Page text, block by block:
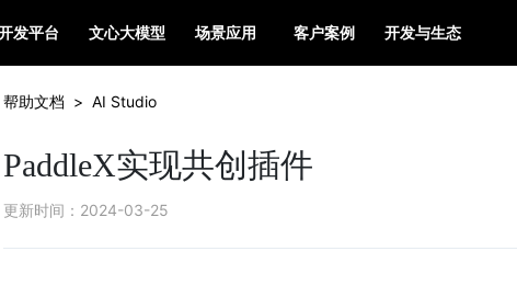
发平台 文心大模型 场景应用 客户案例 开发与生态
帮助文档 > AI Studio
PaddleX实现共创插件
更新时间 ： 2024-03-25